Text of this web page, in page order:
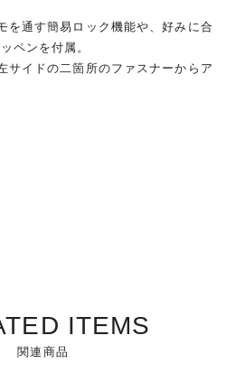
を通す簡易ロック機能や、好みに合
ペンを付属。
サイドの二箇所のファスナーからア
ITEMS
関連商品